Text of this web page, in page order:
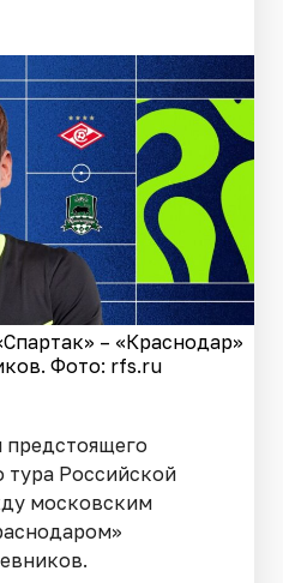
– «Краснодар»
Фото: rfs.ru
тура Российской
московским